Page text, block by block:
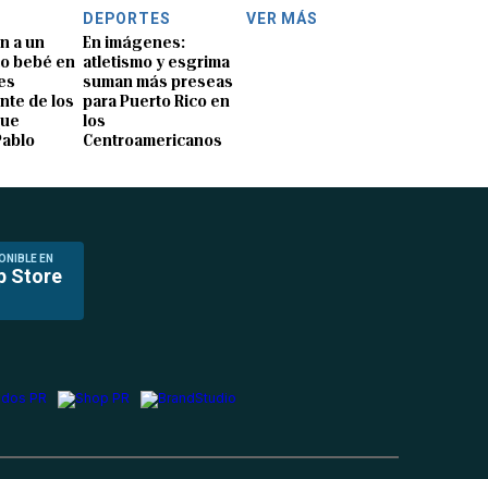
a un
bebé en
de los
DEPORTES
En imágenes:
atletismo y esgrima
suman más preseas
para Puerto Rico en
los
Centroamericanos
VER MÁS
EN
Store